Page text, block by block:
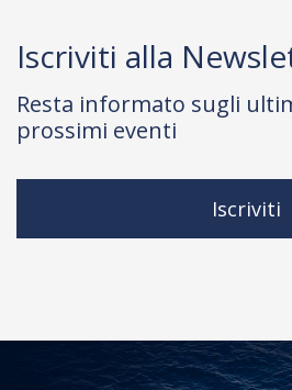
Iscriviti alla
Resta informato sugli
prossimi eventi
Iscriviti